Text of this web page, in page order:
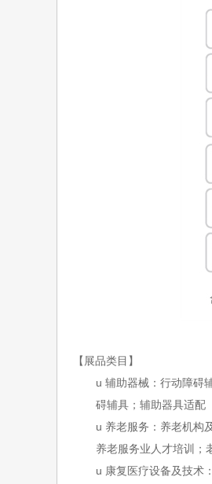
【展品类目】
u 辅助器械：行动障碍
碍辅具；辅助器具适配
u 养老服务：养老机构
养老服务业人才培训；
u 康复医疗设备及技术